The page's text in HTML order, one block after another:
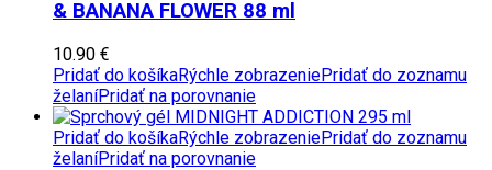
& BANANA FLOWER 88 ml
10.90 €
Pridať do košíkaRýchle zobrazeniePridať do zoznamu
želaníPridať na porovnanie
Pridať do košíkaRýchle zobrazeniePridať do zoznamu
želaníPridať na porovnanie